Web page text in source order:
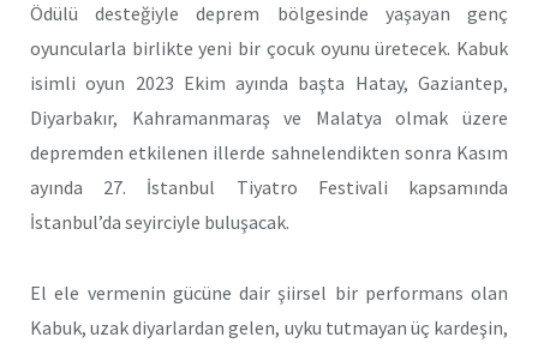
Ödülü desteğiyle deprem bölgesinde yaşayan genç
oyuncularla birlikte yeni bir çocuk oyunu üretecek. Kabuk
isimli oyun 2023 Ekim ayında başta Hatay, Gaziantep,
Diyarbakır, Kahramanmaraş ve Malatya olmak üzere
depremden etkilenen illerde sahnelendikten sonra Kasım
ayında 27. İstanbul Tiyatro Festivali kapsamında
İstanbul’da seyirciyle buluşacak.
El ele vermenin gücüne dair şiirsel bir performans olan
Kabuk, uzak diyarlardan gelen, uyku tutmayan üç kardeşin,